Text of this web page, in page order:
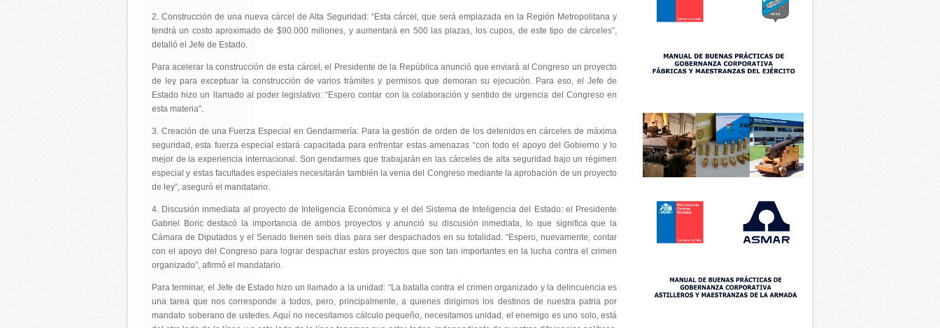
2. Construcción de una nueva cárcel de Alta Seguridad: “Esta cárcel, que será emplazada en la Región Metropolitana y
tendrá un costo aproximado de $90.000 millones, y aumentará en 500 las plazas, los cupos, de este tipo de cárceles”,
detalló el Jefe de Estado.
Para acelerar la construcción de esta cárcel, el Presidente de la República anunció que enviará al Congreso un proyecto
de ley para exceptuar la construcción de varios trámites y permisos que demoran su ejecución. Para eso, el Jefe de
Estado hizo un llamado al poder legislativo: “Espero contar con la colaboración y sentido de urgencia del Congreso en
esta materia”.
3. Creación de una Fuerza Especial en Gendarmería: Para la gestión de orden de los detenidos en cárceles de máxima
seguridad, esta fuerza especial estará capacitada para enfrentar estas amenazas “con todo el apoyo del Gobierno y lo
mejor de la experiencia internacional. Son gendarmes que trabajarán en las cárceles de alta seguridad bajo un régimen
especial y estas facultades especiales necesitarán también la venia del Congreso mediante la aprobación de un proyecto
de ley”, aseguró el mandatario.
4. Discusión inmediata al proyecto de Inteligencia Económica y el del Sistema de Inteligencia del Estado: el Presidente
Gabriel Boric destacó la importancia de ambos proyectos y anunció su discusión inmediata, lo que significa que la
Cámara de Diputados y el Senado tienen seis días para ser despachados en su totalidad. “Espero, nuevamente, contar
con el apoyo del Congreso para lograr despachar estos proyectos que son tan importantes en la lucha contra el crimen
organizado”, afirmó el mandatario.
Para terminar, el Jefe de Estado hizo un llamado a la unidad: “La batalla contra el crimen organizado y la delincuencia es
una tarea que nos corresponde a todos, pero, principalmente, a quienes dirigimos los destinos de nuestra patria por
mandato soberano de ustedes. Aquí no necesitamos cálculo pequeño, necesitamos unidad, el enemigo es uno solo, está